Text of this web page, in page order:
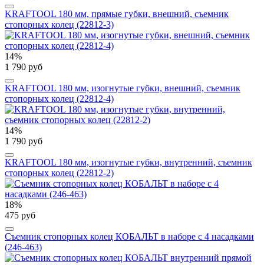
KRAFTOOL 180 мм, прямые губки, внешний, съемник
стопорных колец (22812-3)
14%
1 790 руб
KRAFTOOL 180 мм, изогнутые губки, внешний, съемник
стопорных колец (22812-4)
14%
1 790 руб
KRAFTOOL 180 мм, изогнутые губки, внутренний, съемник
стопорных колец (22812-2)
18%
475 руб
Съемник стопорных колец КОБАЛЬТ в наборе с 4 насадками
(246-463)